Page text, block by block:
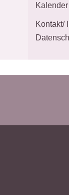
Kalender
Kontakt/